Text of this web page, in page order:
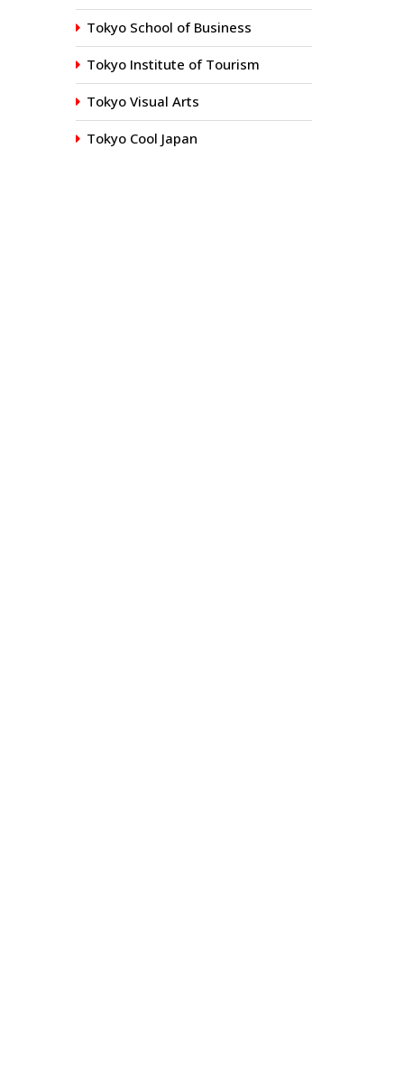
Tokyo School of Business
Tokyo Institute of Tourism
Tokyo Visual Arts
Tokyo Cool Japan